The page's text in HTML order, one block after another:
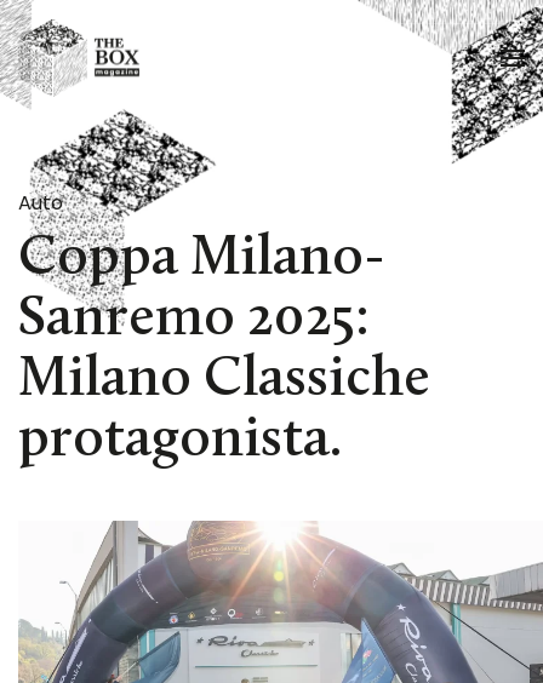
Passa al contenuto principale
Auto
Coppa Milano-
Sanremo 2025:
Milano Classiche
protagonista.